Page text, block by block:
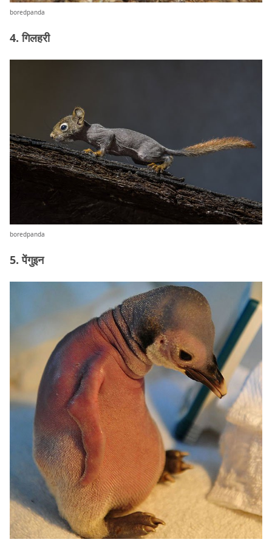
boredpanda
4. गिलहरी
boredpanda
5. पेंगुइन